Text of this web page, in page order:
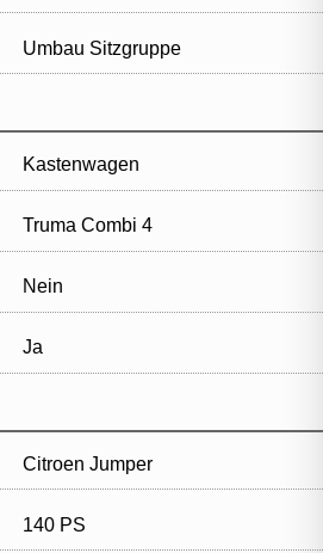
Umbau Sitzgruppe
Kastenwagen
Truma Combi 4
Nein
Ja
Citroen Jumper
140 PS